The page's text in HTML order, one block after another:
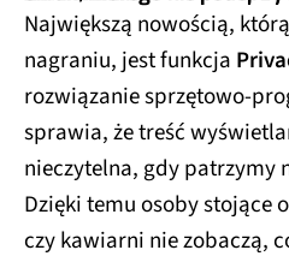
Największą nowością,
nagraniu, jest funkcja
rozwiązanie sprzętowo-
sprawia, że treść
nieczytelna, gdy patrzymy
Dzięki temu osoby stojące
czy kawiarni nie zobaczą,